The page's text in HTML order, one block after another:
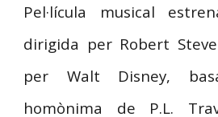
Pel·lícula musical
dirigida per Robert
per Walt Disney,
homònima de P.L.